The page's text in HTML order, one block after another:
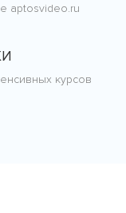
aptosvideo.ru
курсов